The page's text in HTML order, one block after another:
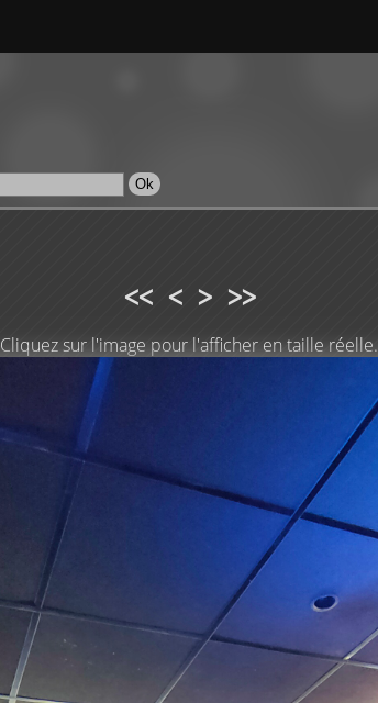
<< < > >>
Cliquez sur l'image pour l'afficher en taille réelle.